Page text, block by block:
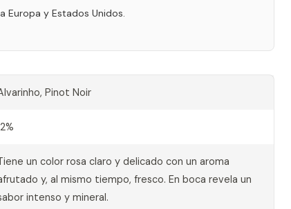
Europa y Estados Unidos.
Pinot Noir
un color rosa claro y delicado con un aroma
y, al mismo tiempo, fresco. En boca revela un
intenso y mineral.